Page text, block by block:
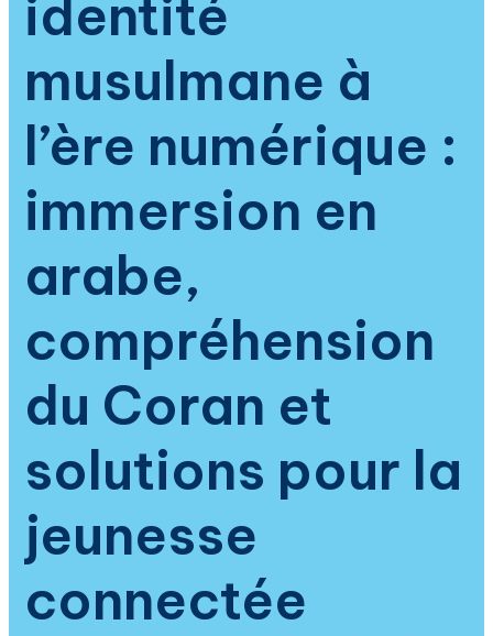
identité
musulmane à
l’ère numérique :
immersion en
arabe,
compréhension
du Coran et
solutions pour la
jeunesse
connectée